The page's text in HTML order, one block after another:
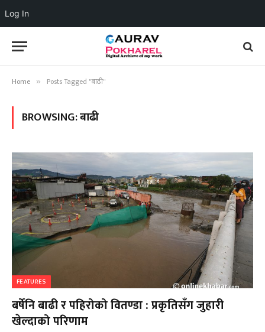
Log In
Home » Posts Tagged "बाढी"
BROWSING:बाढी
FEATURES
बर्षेनि बाढी र पहिरोको वितण्डा : प्रकृतिसँग जुहारी
खेल्दाको परिणाम